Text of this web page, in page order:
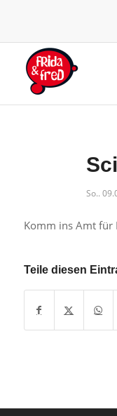
So..
Komm ins Amt für
Teile diesen